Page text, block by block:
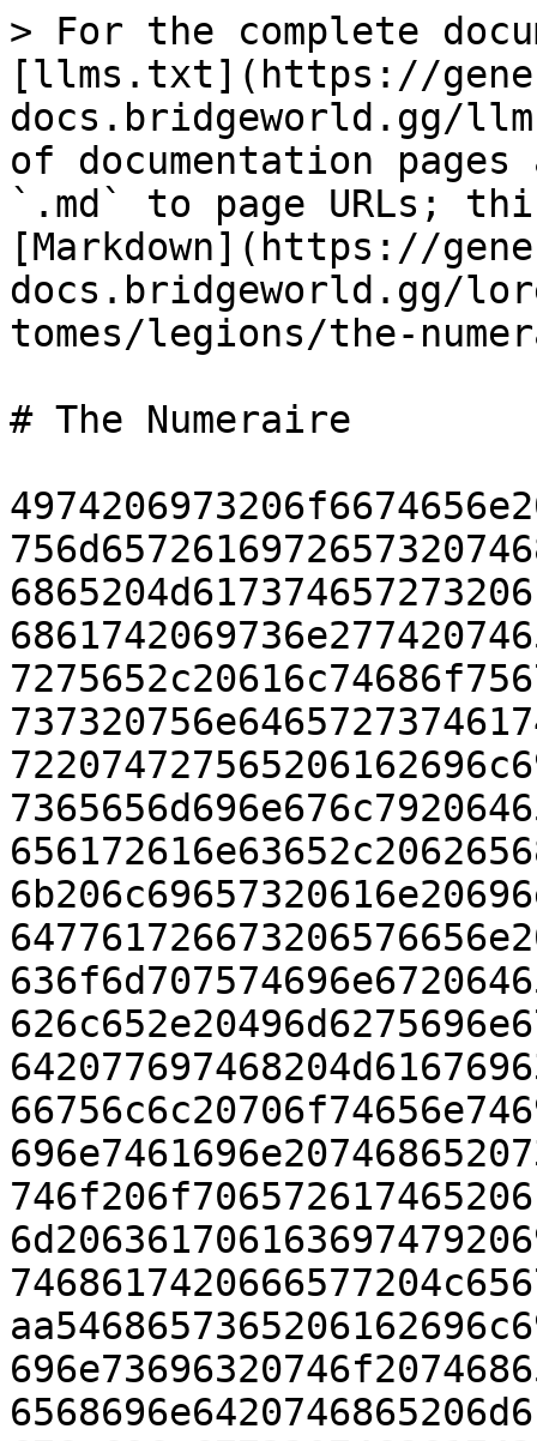
> For the complete
[llms.txt](https://
docs.bridgeworld.gg/
of documentation
`.md` to page URLs;
[Markdown](https://
docs.bridgeworld.gg/
tomes/legions/the-
# The Numeraire